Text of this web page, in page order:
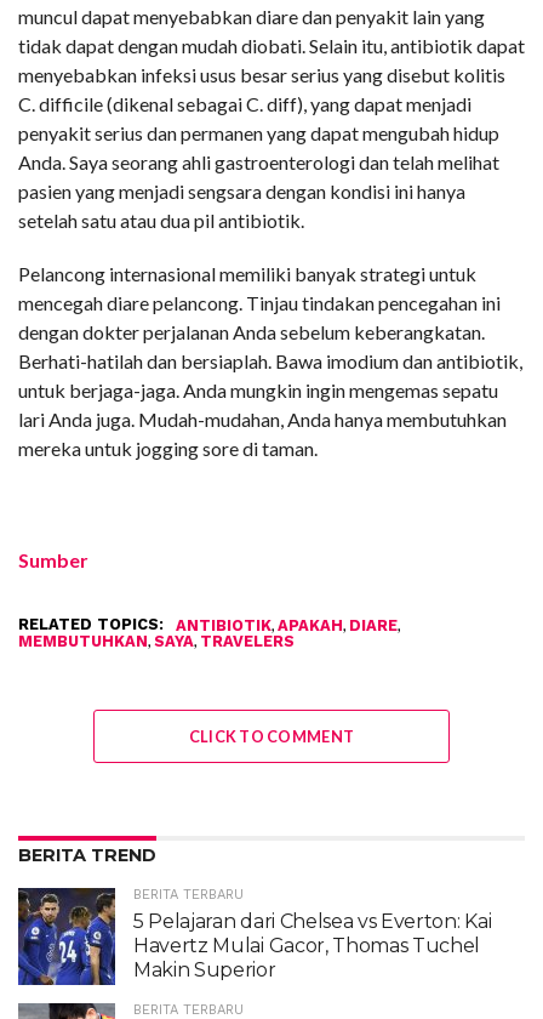
muncul dapat menyebabkan diare dan penyakit lain yang
tidak dapat dengan mudah diobati. Selain itu, antibiotik dapat
menyebabkan infeksi usus besar serius yang disebut kolitis
C. difficile (dikenal sebagai C. diff), yang dapat menjadi
penyakit serius dan permanen yang dapat mengubah hidup
Anda. Saya seorang ahli gastroenterologi dan telah melihat
pasien yang menjadi sengsara dengan kondisi ini hanya
setelah satu atau dua pil antibiotik.
Pelancong internasional memiliki banyak strategi untuk
mencegah diare pelancong. Tinjau tindakan pencegahan ini
dengan dokter perjalanan Anda sebelum keberangkatan.
Berhati-hatilah dan bersiaplah. Bawa imodium dan antibiotik,
untuk berjaga-jaga. Anda mungkin ingin mengemas sepatu
lari Anda juga. Mudah-mudahan, Anda hanya membutuhkan
mereka untuk jogging sore di taman.
Sumber
RELATED TOPICS: ANTIBIOTIK, APAKAH, DIARE,
MEMBUTUHKAN, SAYA, TRAVELERS
CLICK TO COMMENT
BERITA TREND
BERITA TERBARU
5 Pelajaran dari Chelsea vs Everton: Kai
Havertz Mulai Gacor, Thomas Tuchel
Makin Superior
BERITA TERBARU